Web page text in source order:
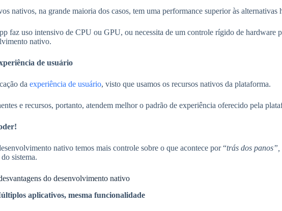
nativos, na grande maioria dos casos, tem uma performance superior às alternativas
faz uso intensivo de CPU ou GPU, ou necessita de um controle rígido de hardware
nativo.
de usuário
da experiência de usuário, visto que usamos os recursos nativos da plataforma.
e recursos, portanto, atendem melhor o padrão de experiência oferecido pela
nativo temos mais controle sobre o que acontece por “trás dos panos”,
sistema.
do desenvolvimento nativo
aplicativos, mesma funcionalidade